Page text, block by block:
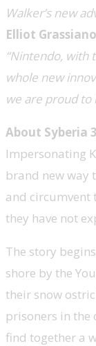
Walker’s new
Elliot
“Nintendo, with
whole new
we are proud to
About Syberia
Impersonating
brand new way
and circumvent
they have not
The story
shore by the
their snow
prisoners in the
find together a